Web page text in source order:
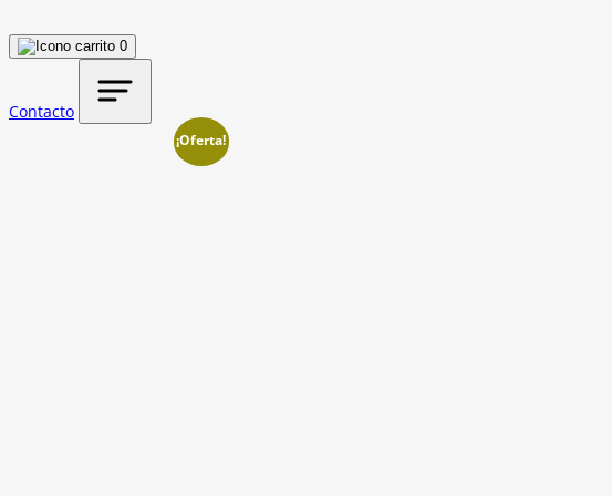
0
Contacto
¡Oferta!